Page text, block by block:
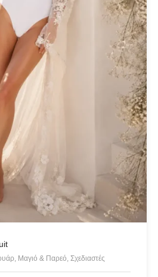
Μαγιό & Παρεό, Σχεδιαστές